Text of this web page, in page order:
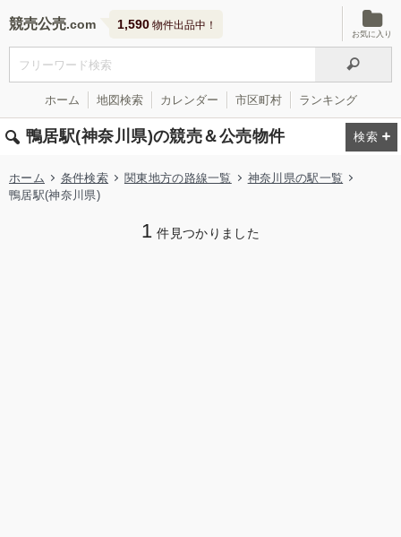
競売公売 1,590 物件出品中！
お気に入り
ホーム 地図検索 カレンダー 市区町村 ランキング
鴨居駅(神奈川県)の競売＆公売物件
ホーム 条件検索 関東地方の路線一覧
神奈川県の駅一覧
鴨居駅(神奈川県)
1 件見つかりました